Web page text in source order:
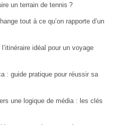
un terrain de tennis ?
tout à ce qu’on rapporte d’un
idéal pour un voyage
: guide pratique pour réussir sa
une logique de média : les clés